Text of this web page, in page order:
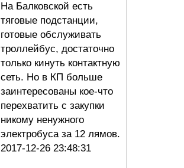
На Балковской есть
тяговые подстанции,
готовые обслуживать
троллейбус, достаточно
только кинуть контактную
сеть. Но в КП больше
заинтересованы кое-что
перехватить с закупки
никому ненужного
электробуса за 12 лямов.
2017-12-26 23:48:31